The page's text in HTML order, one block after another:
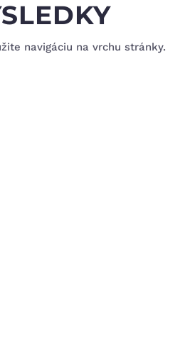
navigáciu na vrchu stránky.